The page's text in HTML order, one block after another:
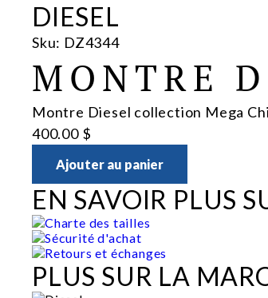
DIESEL
Sku: DZ4344
MONTRE
Montre Diesel collection Mega
400.00 $
Ajouter au panier
EN SAVOIR PLUS
Charte des tailles
Sécurité d'achat
Retours et échanges
PLUS SUR LA